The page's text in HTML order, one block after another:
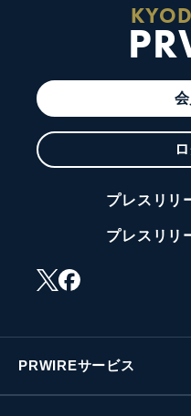
プレスリリ
プレスリリ
PRWIREサービス